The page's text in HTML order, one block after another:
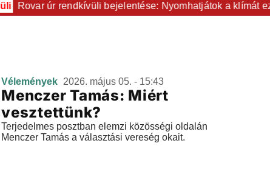
Rovar úr rendkívüli bejelentése: Nyomhatjátok a klímát
Vélemények 2026. május 05. - 15:43
Menczer Tamás: Miért
vesztettünk?
Terjedelmes posztban elemzi közösségi oldalán
Menczer Tamás a választási vereség okait.